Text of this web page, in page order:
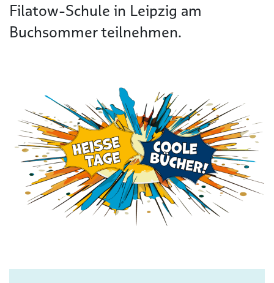
Filatow-Schule in Leipzig am
Buchsommer teilnehmen.